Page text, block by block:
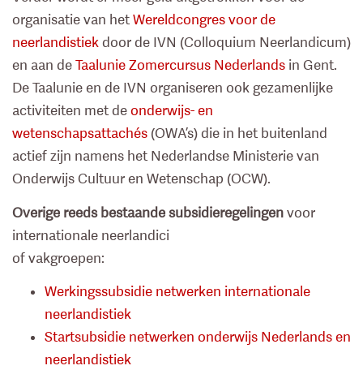
organisatie van hetWereldcongres voor de
neerlandistiekdoor de IVN (Colloquium Neerlandicum)
en aan deTaalunie Zomercursus Nederlands in Gent.
De Taalunie en de IVN organiseren ook gezamenlijke
activiteiten met deonderwijs- en
wetenschapsattachés (OWA’s) die in het buitenland
actief zijn namens het Nederlandse Ministerie van
Onderwijs Cultuur en Wetenschap (OCW).
Overige reeds bestaande subsidieregelingenvoor
internationale neerlandici
of vakgroepen:
Werkingssubsidie netwerken internationale
neerlandistiek
Startsubsidie netwerken onderwijs Nederlands en
neerlandistiek